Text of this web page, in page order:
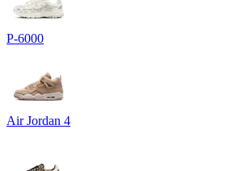
P-6000
Air Jordan 4